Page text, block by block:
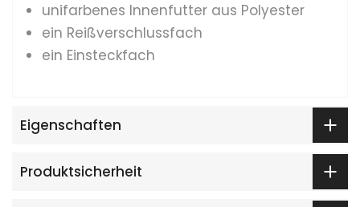
unifarbenes Innenfutter aus Polyester
ein Reißverschlussfach
ein Einsteckfach
Eigenschaften
Produktsicherheit